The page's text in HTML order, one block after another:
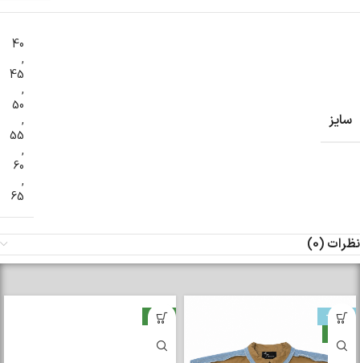
سایز
40
,
45
,
50
,
55
,
60
,
65
نظرات (0)
-33%
جدید